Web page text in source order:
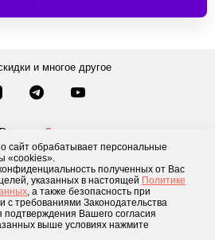
сайт обрабатывает персональные
«cookies».
полученных от Вас
указанных в настоящей Политике
, а также безопасность при
с требованиями Законодательства
подтверждения Вашего согласия
выше условиях нажмите
и многое другое
Заказать звонок
Доставка и оплата Блог